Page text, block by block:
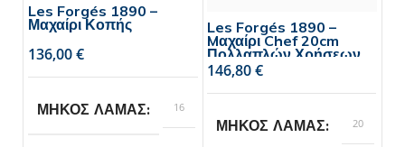
Les Forgés 1890 –
Μαχαίρι Κοπής
€
ΜΗΚΟΣ ΛΑΜΑΣ 16
Les Forgés 1890 –
Mαχαίρι Chef 20cm
Πολλαπλών Χρήσεων
€
ΜΗΚΟΣ ΛΑΜΑΣ 20